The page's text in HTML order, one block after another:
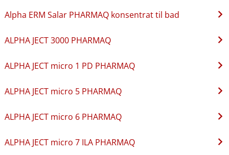
Alpha ERM Salar PHARMAQ konsentrat til bad
ALPHA JECT 3000 PHARMAQ
ALPHA JECT micro 1 PD PHARMAQ
ALPHA JECT micro 5 PHARMAQ
ALPHA JECT micro 6 PHARMAQ
ALPHA JECT micro 7 ILA PHARMAQ